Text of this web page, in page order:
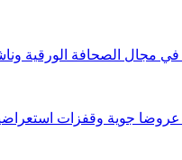
في مجال الصحافة الورقية
عروضا جوية وقفزات